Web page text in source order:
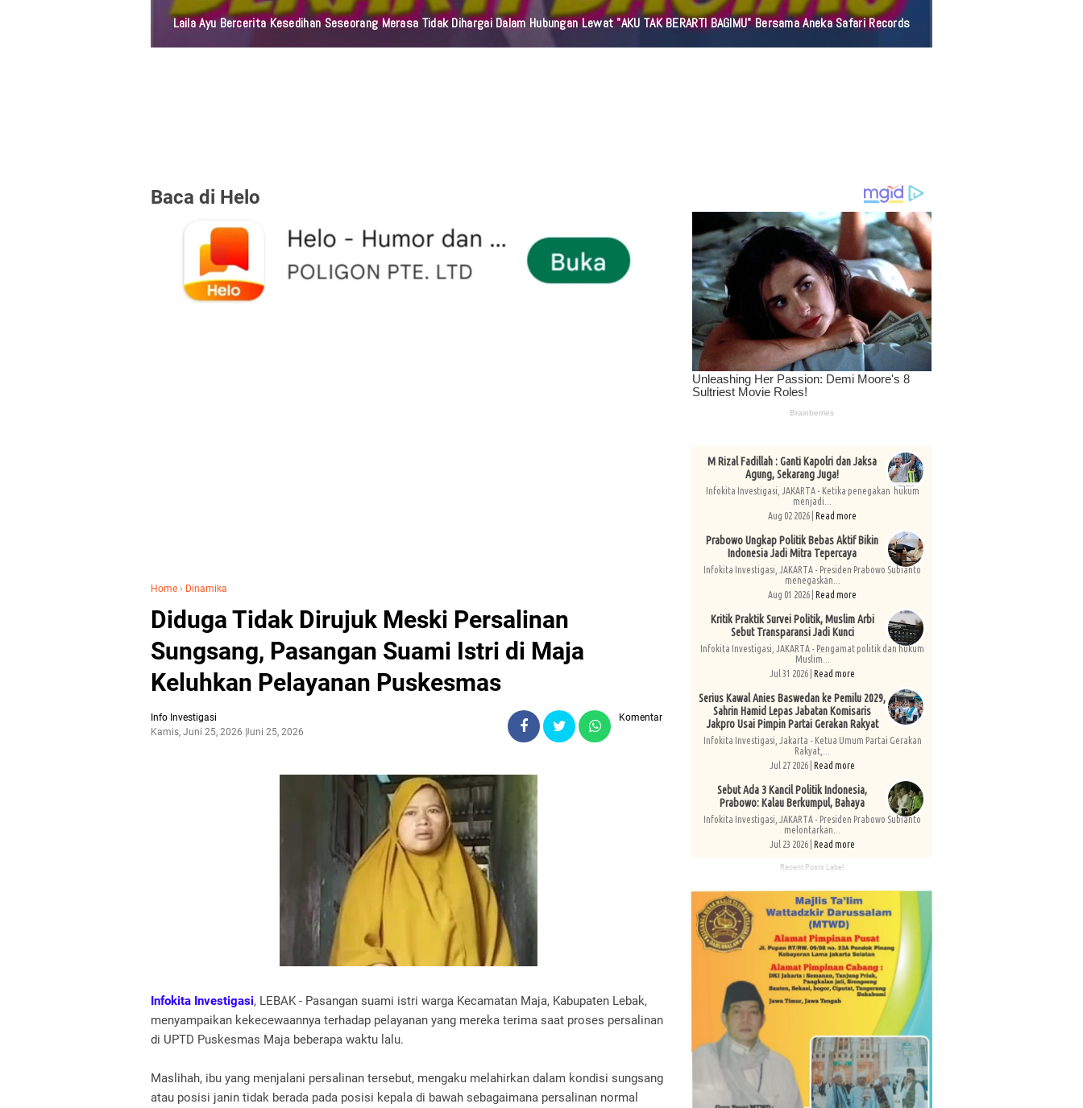
Duhai Jiwa, Tidak Cukupkah Kematian Sebagai Nasehat? Sebuah Pengingat Untuk Kembali Pada Hakikat Hidup
Baca di Helo
Home › Dinamika
Diduga Tidak Dirujuk Meski Persalinan
Sungsang, Pasangan Suami Istri di Maja
Keluhkan Pelayanan Puskesmas
Info Investigasi
Kamis, Juni 25, 2026 Juni 25, 2026
Komentar
Infokita Investigasi, LEBAK - Pasangan suami istri warga Kecamatan Maja, Kabupaten Lebak,
menyampaikan kekecewaannya terhadap pelayanan yang mereka terima saat proses persalinan
di UPTD Puskesmas Maja beberapa waktu lalu.
Maslihah, ibu yang menjalani persalinan tersebut, mengaku melahirkan dalam kondisi sungsang
atau posisi janin tidak berada pada posisi kepala di bawah sebagaimana persalinan normal
M Rizal Fadillah : Ganti Kapolri dan Jaksa
Agung, Sekarang Juga!
Infokita Investigasi, JAKARTA - Ketika penegakan hukum
menjadi...
Aug 02 2026 | Read more
Prabowo Ungkap Politik Bebas Aktif Bikin
Indonesia Jadi Mitra Tepercaya
Infokita Investigasi, JAKARTA - Presiden Prabowo Subianto
menegaskan...
Aug 01 2026 | Read more
Kritik Praktik Survei Politik, Muslim Arbi
Sebut Transparansi Jadi Kunci
Infokita Investigasi, JAKARTA - Pengamat politik dan hukum
Muslim...
Jul 31 2026 | Read more
Serius Kawal Anies Baswedan ke Pemilu 2029,
Sahrin Hamid Lepas Jabatan Komisaris
Jakpro Usai Pimpin Partai Gerakan Rakyat
Infokita Investigasi, Jakarta - Ketua Umum Partai Gerakan
Rakyat,...
Jul 27 2026 | Read more
Sebut Ada 3 Kancil Politik Indonesia,
Prabowo: Kalau Berkumpul, Bahaya
Infokita Investigasi, JAKARTA - Presiden Prabowo Subianto
melontarkan...
Jul 23 2026 | Read more
Recent Posts Label